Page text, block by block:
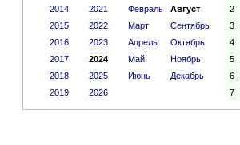
2014
2015
2016
2017
2018
2019
2021
2022
2023
2024
2025
2026
Февраль
Август
Март
Сентябрь
Апрель
Октябрь
Май
Ноябрь
Июнь
Декабрь
2
3
4
5
6
7